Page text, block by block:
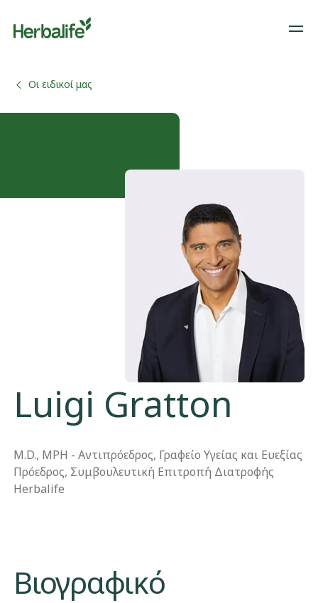
Οι ειδικοί μας
Luigi Gratton
M.D., MPH - Αντιπρόεδρος, Γραφείο Υγείας και Ευεξίας
Πρόεδρος, Συμβουλευτική Επιτροπή Διατροφής
Herbalife
Βιογραφικό